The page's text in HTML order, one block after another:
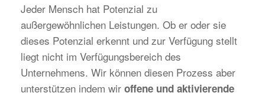
Jeder Mensch hat Potenzial zu
außergewöhnlichen Leistungen. Ob er oder sie
dieses Potenzial erkennt und zur Verfügung stellt
liegt nicht im Verfügungsbereich des
Unternehmens. Wir können diesen Prozess aber
unterstützen indem wir offene und aktivierende